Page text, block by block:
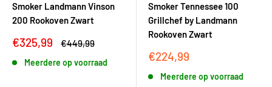
Smoker Landmann Vinson
200 Rookoven Zwart
Kortingsprijs
€325,99 Adviesprijs
€449,99
Meerdere op voorraad
Smoker Tennessee 100
Grillchef by Landmann
Rookoven Zwart
Kortingsprijs
€224,99
Meerdere op voorraad